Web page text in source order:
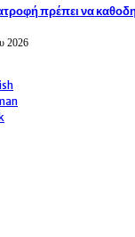
πρέπει να
2026